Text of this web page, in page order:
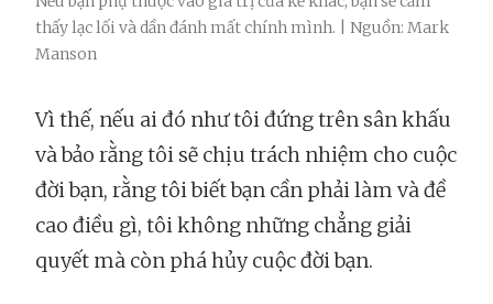
thấy lạc lối và dần đánh mất chính mình. | Nguồn: Mark
Manson
Vì thế, nếu ai đó như tôi đứng trên sân khấu
và bảo rằng tôi sẽ chịu trách nhiệm cho cuộc
đời bạn, rằng tôi biết bạn cần phải làm và đề
cao điều gì, tôi không những chẳng giải
quyết mà còn phá hủy cuộc đời bạn.